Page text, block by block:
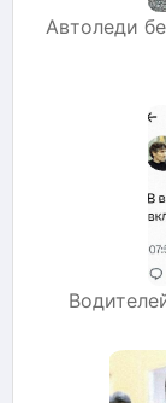
Автоледи